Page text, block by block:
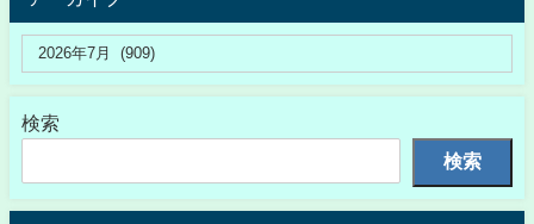
検索
検索